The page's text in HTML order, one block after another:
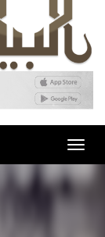
Toggle
navigation